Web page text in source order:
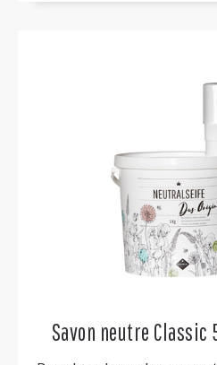
Savon neutre Classic